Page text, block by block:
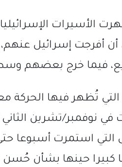
الأسيرات
أفرجت إسرائيل عنهم،
فيما خرج بعضهم
تُظهر فيها الحركة
التي استمرت أسبوعا
اهتماما كبيرا حينها